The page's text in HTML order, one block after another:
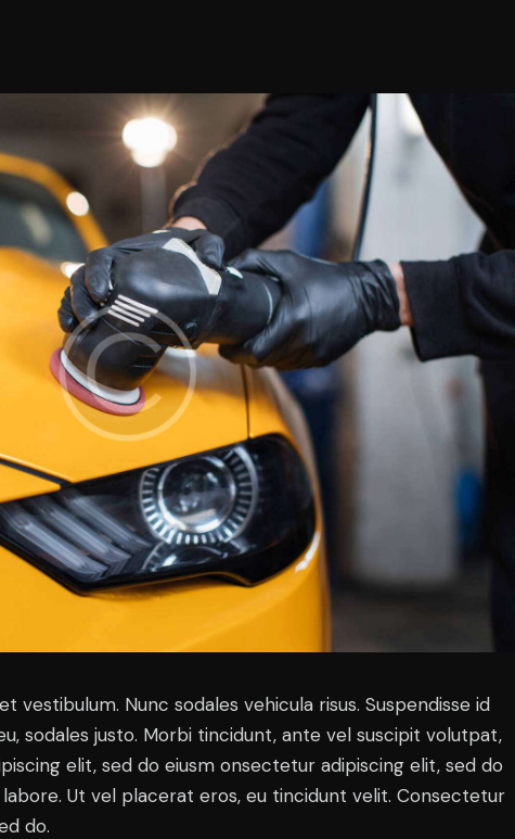
vestibulum. Nunc sodales vehicula risus. Suspendisse id
sodales justo. Morbi tincidunt, ante vel suscipit volutpat,
elit, sed do eiusm onsectetur adipiscing elit, sed do
Ut vel placerat eros, eu tincidunt velit. Consectetur
do.